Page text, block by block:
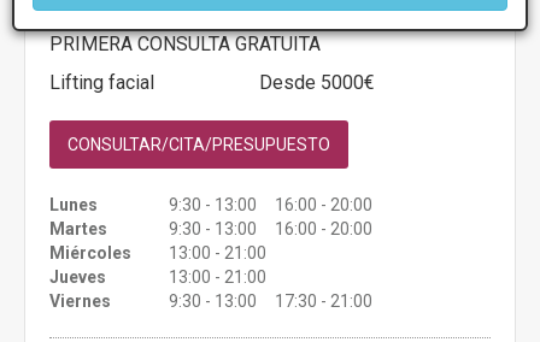
PRIMERA CONSULTA GRATUITA
Lifting facial
Desde 5000€
CONSULTAR/CITA/PRESUPUESTO
Lunes
9:30 - 13:00 16:00 - 20:00
Martes
9:30 - 13:00 16:00 - 20:00
Miércoles
13:00 - 21:00
Jueves
13:00 - 21:00
Viernes
9:30 - 13:00 17:30 - 21:00